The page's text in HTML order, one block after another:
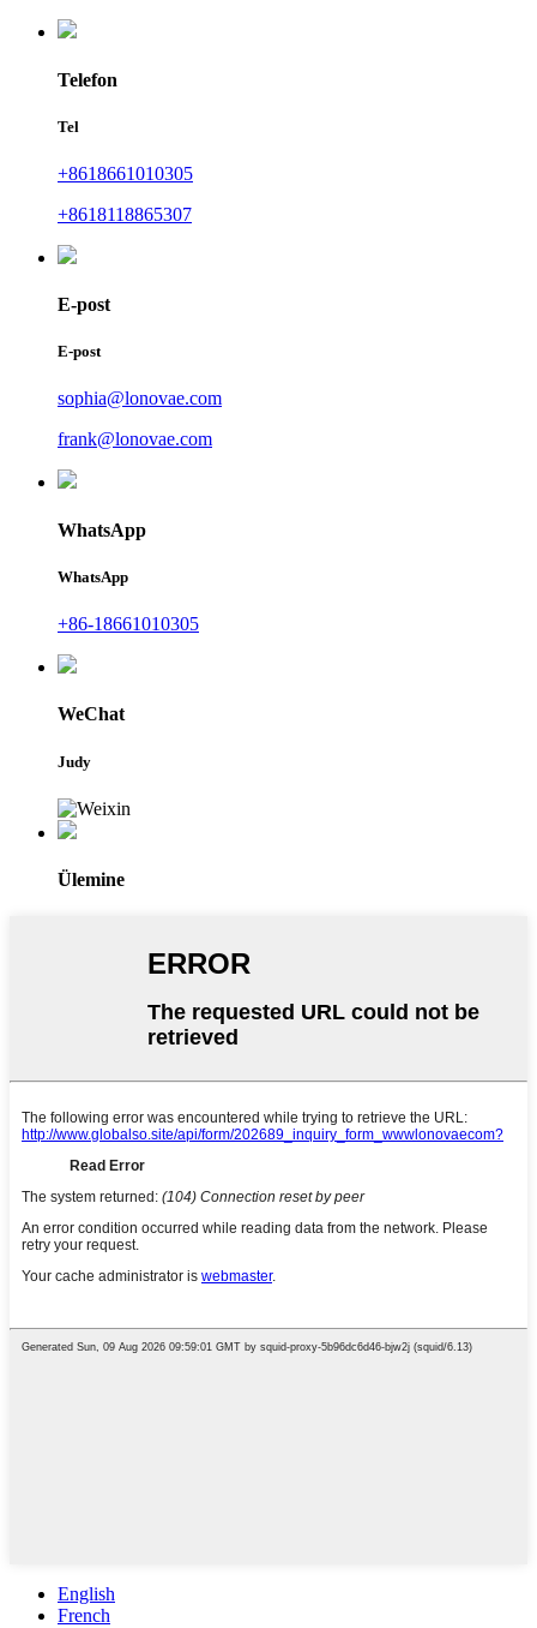
Telefon
Tel
+8618661010305
+8618118865307
E-post
E-post
sophia@lonovae.com
frank@lonovae.com
WhatsApp
WhatsApp
+86-18661010305
WeChat
Judy
Ülemine
English
French